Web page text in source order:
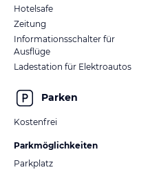
Hotelsafe
Zeitung
Informationsschalter für
Ausflüge
Ladestation für Elektroautos
Parken
Kostenfrei
Parkmöglichkeiten
Parkplatz